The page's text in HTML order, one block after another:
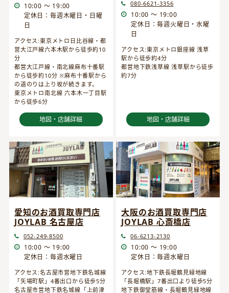
10:00 ～ 19:00
定休日：毎週木曜日・日曜
日
アクセス:東京メトロ日比谷線・都
営大江戸線六本木駅から徒歩約10
分
都営大江戸線・南北線麻布十番駅
から徒歩約10分 ※麻布十番駅から
の道のりは上り坂が続きます。
東京メトロ南北線 六本木一丁目駅
から徒歩6分
地図・店舗詳細
080-6621-3356
10:00 ～ 19:00
定休日：毎週火曜日・水曜
日
アクセス:東京メトロ銀座線 浅草
駅から徒歩約4分
都営地下鉄浅草線 浅草駅から徒歩
約7分
地図・店舗詳細
愛知のお酒買取専門店
JOYLAB 名古屋店
052-249-8500
10:00 ～ 19:00
定休日：毎週水曜日
アクセス:名古屋市営地下鉄名城線
「矢場町駅」4番出口から徒歩5分
名古屋市営地下鉄名城線「上前津
大阪のお酒買取専門店
JOYLAB 心斎橋店
06-6213-2130
10:00 ～ 19:00
定休日：毎週水曜日
アクセス:地下鉄長堀鶴見緑地線
「長堀橋駅」7番出口より徒歩5分
地下鉄御堂筋線・長堀鶴見緑地線